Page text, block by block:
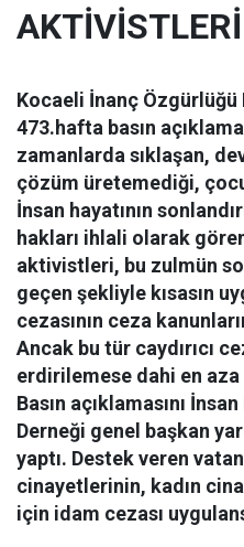
AKTİVİSTLERİ
Kocaeli İnanç Özgürlüğü
473.hafta basın
zamanlarda sıklaşan,
çözüm üretemediği,
İnsan hayatının
hakları ihlali olarak
aktivistleri, bu zulmün
geçen şekliyle kısasın
cezasının ceza
Ancak bu tür caydırıcı
erdirilemese dahi en
Basın açıklamasını
Derneği genel başkan
yaptı. Destek veren
cinayetlerinin, kadın
için idam cezası